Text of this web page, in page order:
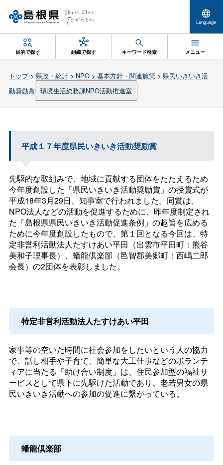
Language
目的で探す 組織で探す キーワード検索 メニュー
トップ> 県政・統計> NPO> 基本方針・関連施策> 県民いきいき活
動奨励賞 環境生活総務課NPO活動推進室
平成１７年度県民いきいき活動奨励賞
先駆的な取組みで、地域に貢献する団体をたたえるため
今年度創設した「県民いきいき活動奨励賞」の授賞式が
平成18年3月29日、知事室で行われました。同賞は、
NPO法人などの活動を促進するために、昨年度制定され
た「島根県県民いきいき活動促進条例」の趣旨を広める
ために今年度創設したもので、第１回となる今回は、特
定非営利活動法人たすけあい平田（出雲市平田町：熊谷
美和子理事長）、蟠龍倶楽部（邑智郡美郷町：西嶋二郎
会長）の2団体を表彰しました。
特定非営利活動法人たすけあい平田
家事等の空いた時間に社会参加をしたいという人の協力
で、話し相手や子育て、簡単な大工仕事などのボランテ
ィアに当たる「助け合い制度」は、住民参加型の福祉サ
ービスとして県下に先駆けた活動であり、老若男女の県
民いきいき活動への参加の促進に繋がっている。
蟠龍倶楽部